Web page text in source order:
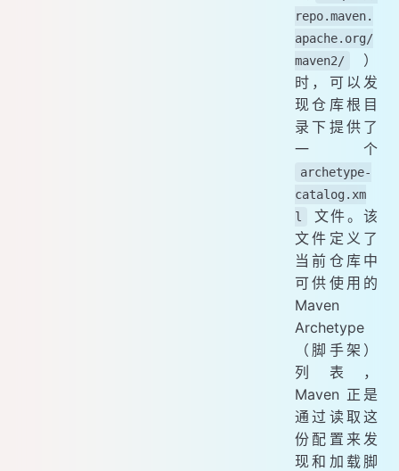
repo.maven.
apache.org/
maven2/
）
时，可以发
现仓库根目
录下提供了
一个
archetype-
catalog.xm
l
文件。该
文件定义了
当前仓库中
可供使用的
Maven
Archetype
（脚手架）
列表，
Maven 正是
通过读取这
份配置来发
现和加载脚